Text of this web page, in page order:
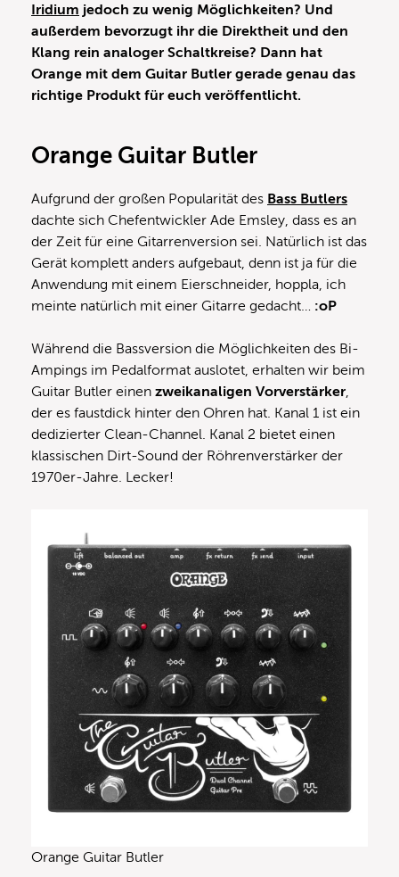
Iridium jedoch zu wenig Möglichkeiten? Und
außerdem bevorzugt ihr die Direktheit und den
Klang rein analoger Schaltkreise? Dann hat
Orange mit dem Guitar Butler gerade genau das
richtige Produkt für euch veröffentlicht.
Orange Guitar Butler
Aufgrund der großen Popularität des Bass Butlers
dachte sich Chefentwickler Ade Emsley, dass es an
der Zeit für eine Gitarrenversion sei. Natürlich ist das
Gerät komplett anders aufgebaut, denn ist ja für die
Anwendung mit einem Eierschneider, hoppla, ich
meinte natürlich mit einer Gitarre gedacht… :oP
Während die Bassversion die Möglichkeiten des Bi-
Ampings im Pedalformat auslotet, erhalten wir beim
Guitar Butler einen zweikanaligen Vorverstärker,
der es faustdick hinter den Ohren hat. Kanal 1 ist ein
dedizierter Clean-Channel. Kanal 2 bietet einen
klassischen Dirt-Sound der Röhrenverstärker der
1970er-Jahre. Lecker!
Orange Guitar Butler